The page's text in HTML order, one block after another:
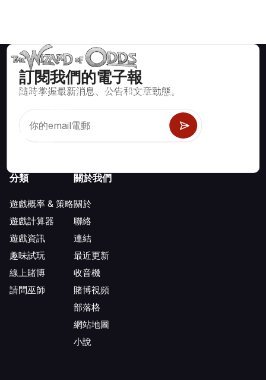
訂閱我們的電子報
隨時掌握最新消息、公告和文章動態。
賭場遊戲如二十一點、骰寶、輪盤及數百種其他可玩遊戲的數學
分類
遊戲概率 & 策略
遊戲計算器
遊戲資訊
趣味試玩
線上賭博
請問巫師
關於我們
關於
聯絡
連結
最近更新
收音機
賭博視頻
部落格
網站地圖
小說